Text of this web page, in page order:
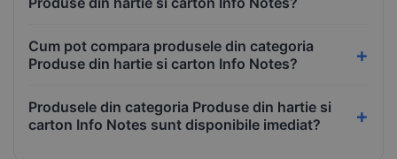
Cum pot compara produsele din categoria
Produse din hartie si carton Info Notes?
Produsele din categoria Produse din hartie si
carton Info Notes sunt disponibile imediat?